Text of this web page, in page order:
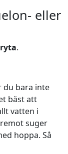
eller
.
du bara inte
bäst att
vatten i
suger
hoppa. Så